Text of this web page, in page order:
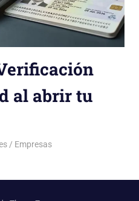
al abrir tu
Empresas